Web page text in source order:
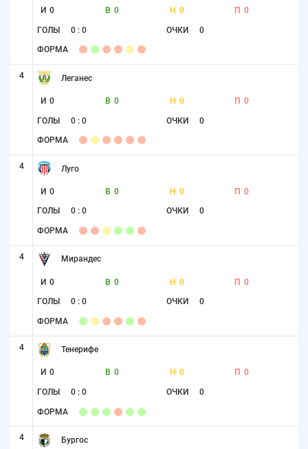
И 0 В 0 Н 0 П 0
ГОЛЫ 0 : 0 ОЧКИ 0
ФОРМА
4 Леганес
И 0 В 0 Н 0 П 0
ГОЛЫ 0 : 0 ОЧКИ 0
ФОРМА
4 Луго
И 0 В 0 Н 0 П 0
ГОЛЫ 0 : 0 ОЧКИ 0
ФОРМА
4 Мирандес
И 0 В 0 Н 0 П 0
ГОЛЫ 0 : 0 ОЧКИ 0
ФОРМА
4 Тенерифе
И 0 В 0 Н 0 П 0
ГОЛЫ 0 : 0 ОЧКИ 0
ФОРМА
4 Бургос